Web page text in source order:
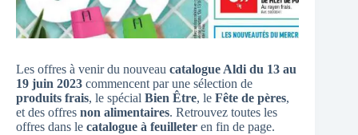
Les offres à venir du nouveau catalogue Aldi du 13 au
19 juin 2023 commencent par une sélection de
produits frais, le spécial Bien Être, le Fête de pères,
et des offres non alimentaires. Retrouvez toutes les
offres dans le catalogue à feuilleter en fin de page.